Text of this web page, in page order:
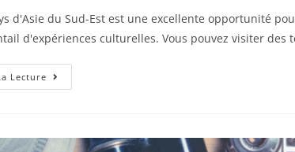
d'Asie du Sud-Est est une excellente opportunité
d'expériences culturelles. Vous pouvez visiter des
Lecture